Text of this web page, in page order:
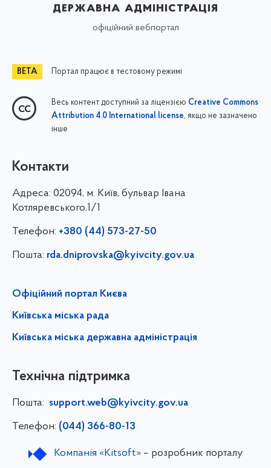
державна адміністрація
офіційний вебпортал
Портал працює в тестовому режимі
Весь контент доступний за ліцензією Creative Commons
Attribution 4.0 International license, якщо не зазначено
інше
Контакти
Адреса: 02094, м. Київ, бульвар Івана
Котляревського,1/1
Телефон: +380 (44) 573-27-50
Пошта: rda.dniprovska@kyivcity.gov.ua
Офіційний портал Києва
Київська міська рада
Київська міська державна адміністрація
Технічна підтримка
Пошта: support.web@kyivcity.gov.ua
Телефон: (044) 366-80-13
Компанія «Kitsoft»– розробник порталу